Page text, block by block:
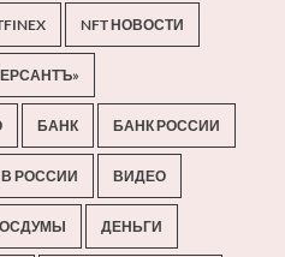
NFT НОВОСТИ
БАНК БАНК РОССИИ
В РОССИИ ВИДЕО
ДЕНЬГИ